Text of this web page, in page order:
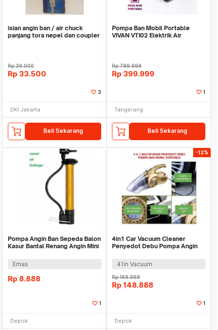
isian angin ban / air chuck
panjang tora nepel dan coupler
Rp39.000
Rp 33.500
3
DKI Jakarta
Beli Sekarang
Pompa Ban Mobil Portable
VIVAN VTI02 Elektrik Air
Rp799.998
Rp 399.999
1
Tangerang
Beli Sekarang
Pompa Angin Ban Sepeda Balon
Kasur Bantal Renang Angin Mini
Emas
Rp 8.888
1
Depok
-12%
4in1 Car Vacuum Cleaner
Penyedot Debu Pompa Angin
41in Vacuum
Rp168.888
Rp 148.888
1
Depok